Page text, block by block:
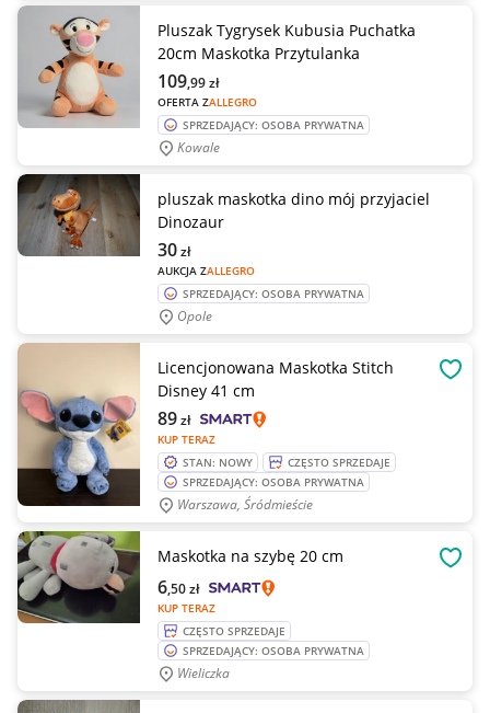
Pluszak Tygrysek Kubusia Puchatka
20cm Maskotka Przytulanka
OFERTA ZALLEGRO
109,99zł
SPRZEDAJĄCY: OSOBA PRYWATNA
Kowale
pluszak maskotka dino mój przyjaciel
Dinozaur
AUKCJA ZALLEGRO
30zł
SPRZEDAJĄCY: OSOBA PRYWATNA
Opole
Licencjonowana Maskotka Stitch
Disney 41 cm
KUP TERAZ
89zł
STAN: NOWY
CZĘSTO SPRZEDAJE
SPRZEDAJĄCY: OSOBA PRYWATNA
Warszawa, Śródmieście
Maskotka na szybę 20 cm
KUP TERAZ
6,50zł
CZĘSTO SPRZEDAJE
SPRZEDAJĄCY: OSOBA PRYWATNA
Wieliczka